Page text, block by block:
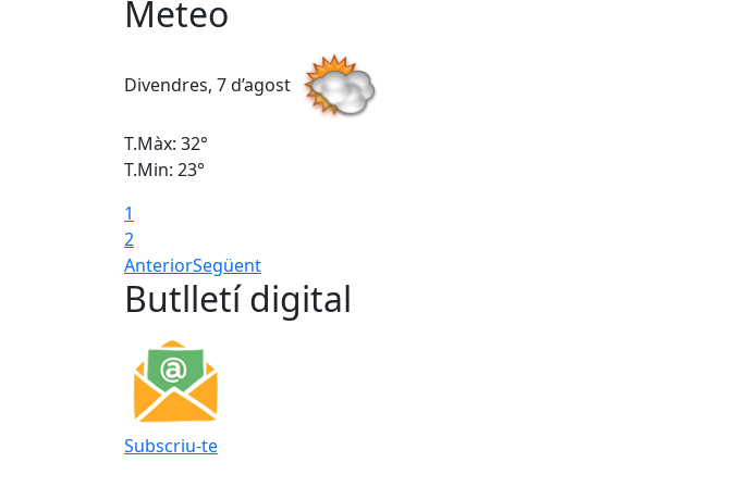
Meteo
Divendres, 7 d’agost
T.Màx: 32°
T.Min: 23°
1
2
AnteriorSegüent
Butlletí digital
Subscriu-te